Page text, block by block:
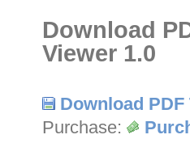
Download
Viewer 1.0
Download
Purchase: